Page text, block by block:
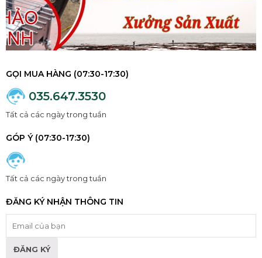
GỌI MUA HÀNG (07:30-17:30)
035.647.3530
Tất cả các ngày trong tuần
GÓP Ý (07:30-17:30)
Tất cả các ngày trong tuần
ĐĂNG KÝ NHẬN THÔNG TIN